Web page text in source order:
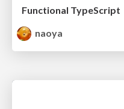
Functional TypeScript
naoya